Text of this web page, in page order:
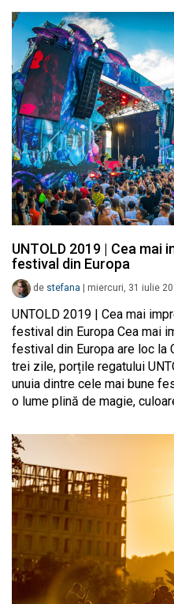
UNTOLD 2019 | Cea
festival din Europa
de stefana miercuri, 31 iulie
UNTOLD 2019 | Cea mai
festival din Europa Cea mai
festival din Europa are loc la
trei zile, porțile regatului
unuia dintre cele mai bune
o lume plină de magie,